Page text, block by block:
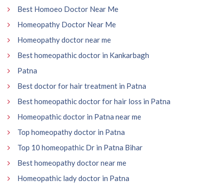
Best Homoeo Doctor Near Me
Homeopathy Doctor Near Me
Homeopathy doctor near me
Best homeopathic doctor in Kankarbagh
Patna
Best doctor for hair treatment in Patna
Best homeopathic doctor for hair loss in Patna
Homeopathic doctor in Patna near me
Top homeopathy doctor in Patna
Top 10 homeopathic Dr in Patna Bihar
Best homeopathy doctor near me
Homeopathic lady doctor in Patna